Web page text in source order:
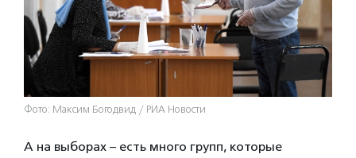
Фото: Максим Богодвид / РИА Новости
А на выборах – есть много групп, которые